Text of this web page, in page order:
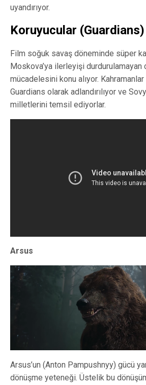
uyandırıyor.
Koruyucular (Guardians)
Film soğuk savaş döneminde süper
Moskova’ya ilerleyişi durdurulamayan
mücadelesini konu alıyor.
Guardians olarak adlandırılıyor ve
milletlerini temsil ediyorlar.
Arsus
Arsus’un (Anton Pampushnyy) gücü
dönüşme yeteneği. Üstelik bu